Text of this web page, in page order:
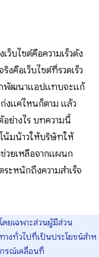
ว็บไซต์คือความเร็วดัง
คือเว็บไซต์ที่รวดเร็ว
กพัฒนาแอปแทบจะแก้
ก่งแค่ไหนก็ตาม แล้ว
ย่างไร บทความนี้
น้มน้าวให้บริษัทให้
วยเหลือจากแผนก
ะหนักถึงความสำเร็จ
ดยเฉพาะส่วนผู้มีส่วน
างทั่วไปที่เป็นประโยชน์สําห
รณ์เคลื่อนที่